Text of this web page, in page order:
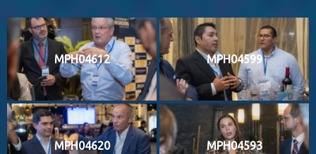
MPH04612 MPH04599
MPH04620 MPH04593